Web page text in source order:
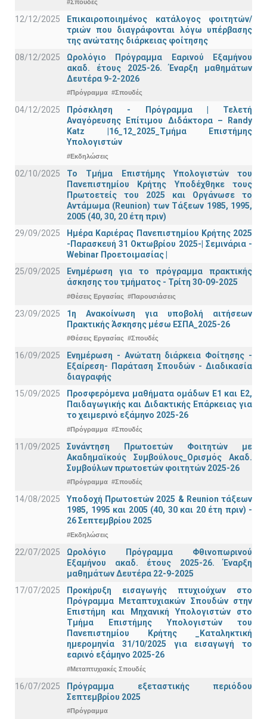
#Σπουδές
12/12/2025
Επικαιροποιημένος κατάλογος φοιτητών/
τριών που διαγράφονται λόγω υπέρβασης
της ανώτατης διάρκειας φοίτησης
08/12/2025
Ωρολόγιο Πρόγραμμα Εαρινού Εξαμήνου
ακαδ. έτους 2025-26. Έναρξη μαθημάτων
Δευτέρα 9-2-2026
#Πρόγραμμα #Σπουδές
04/12/2025
Πρόσκληση - Πρόγραμμα | Τελετή
Αναγόρευσης Επίτιμου Διδάκτορα – Randy
Katz |16_12_2025_Τμήμα Επιστήμης
Υπολογιστών
#Εκδηλώσεις
02/10/2025
Το Τμήμα Επιστήμης Υπολογιστών του
Πανεπιστημίου Κρήτης Υποδέχθηκε τους
Πρωτοετείς του 2025 και Οργάνωσε το
Αντάμωμα (Reunion) των Τάξεων 1985, 1995,
2005 (40, 30, 20 έτη πριν)
29/09/2025
Ημέρα Καριέρας Πανεπιστημίου Κρήτης 2025
-Παρασκευή 31 Οκτωβρίου 2025-| Σεμινάρια -
Webinar Προετοιμασίας |
25/09/2025
Ενημέρωση για το πρόγραμμα πρακτικής
άσκησης του τμήματος - Τρίτη 30-09-2025
#Θέσεις Εργασίας #Παρουσιάσεις
23/09/2025
1η Ανακοίνωση για υποβολή αιτήσεων
Πρακτικής Άσκησης μέσω ΕΣΠΑ_2025-26
#Θέσεις Εργασίας #Σπουδές
16/09/2025
Ενημέρωση - Ανώτατη διάρκεια Φοίτησης -
Εξαίρεση- Παράταση Σπουδών - Διαδικασία
διαγραφής
15/09/2025
Προσφερόμενα μαθήματα ομάδων Ε1 και Ε2,
Παιδαγωγικής και Διδακτικής Επάρκειας για
το χειμερινό εξάμηνο 2025-26
#Πρόγραμμα #Σπουδές
11/09/2025
Συνάντηση Πρωτοετών Φοιτητών με
Ακαδημαϊκούς Συμβούλους_Ορισμός Ακαδ.
Συμβούλων πρωτοετών φοιτητών 2025-26
#Πρόγραμμα #Σπουδές
14/08/2025
Υποδοχή Πρωτοετών 2025 & Reunion τάξεων
1985, 1995 και 2005 (40, 30 και 20 έτη πριν) -
26 Σεπτεμβρίου 2025
#Εκδηλώσεις
22/07/2025
Ωρολόγιο Πρόγραμμα Φθινοπωρινού
Εξαμήνου ακαδ. έτους 2025-26. Έναρξη
μαθημάτων Δευτέρα 22-9-2025
17/07/2025
Προκήρυξη εισαγωγής πτυχιούχων στo
Πρόγραμμα Μεταπτυχιακών Σπουδών στην
Επιστήμη και Μηχανική Υπολογιστών στο
Τμήμα Eπιστήμης Υπολογιστών του
Πανεπιστημίου Κρήτης _Καταληκτική
ημερομηνία 31/10/2025 για εισαγωγή το
εαρινό εξάμηνο 2025-26
#Μεταπτυχιακές Σπουδές
16/07/2025
Πρόγραμμα εξεταστικής περιόδου
Σεπτεμβρίου 2025
#Πρόγραμμα